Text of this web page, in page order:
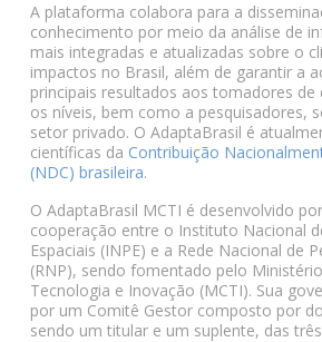
A plataforma colabora para a
conhecimento por meio da análise de
mais integradas e atualizadas sobre o
impactos no Brasil, além de garantir a
principais resultados aos tomadores
os níveis, bem como a pesquisadores,
setor privado. O AdaptaBrasil é
científicas da Contribuição
(NDC) brasileira.
O AdaptaBrasil MCTI é desenvolvido
cooperação entre o Instituto Nacional
Espaciais (INPE) e a Rede Nacional de
(RNP), sendo fomentado pelo
Tecnologia e Inovação (MCTI). Sua
por um Comitê Gestor composto por
sendo um titular e um suplente, das